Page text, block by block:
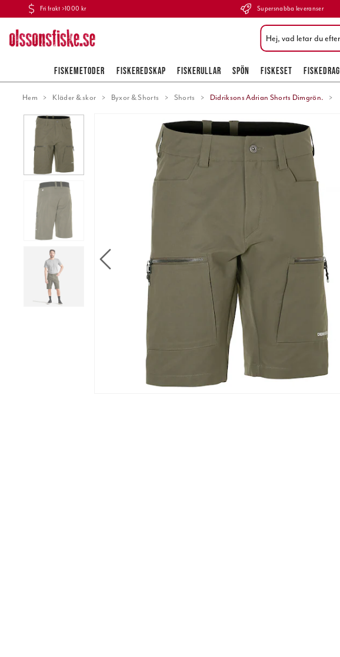
Fri frakt >1000 kr Supersnabba leveranser
FISKEMETODER FISKEREDSKAP FISKERULLAR SPÖN FISKESET FISKEDRAG
Hem Kläder & skor Byxor & Shorts Shorts Didriksons Adrian Shorts Dimgrön.